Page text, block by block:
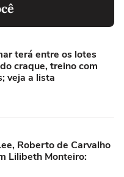
terá entre os lotes
craque, treino com
veja a lista
Roberto de Carvalho
Lilibeth Monteiro: